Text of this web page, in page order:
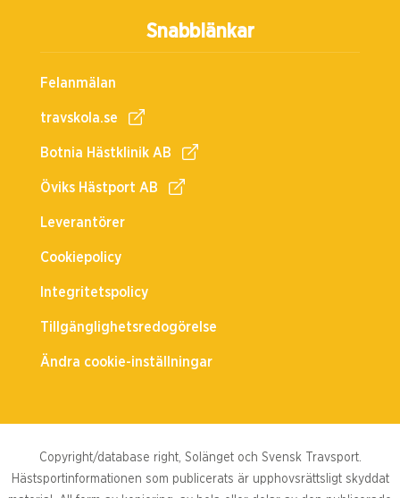
Snabblänkar
Felanmälan
travskola.se
Botnia Hästklinik AB
Öviks Hästport AB
Leverantörer
Cookiepolicy
Integritetspolicy
Tillgänglighetsredogörelse
Ändra cookie-inställningar
Copyright/database right, Solänget och Svensk Travsport.
Hästsportinformationen som publicerats är upphovsrättsligt skyddat